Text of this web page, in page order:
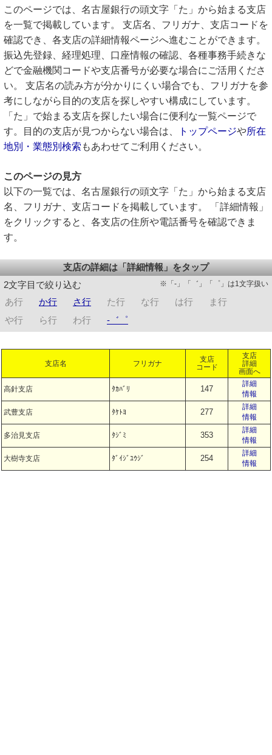
このページでは、名古屋銀行の頭文字「た」から始まる支店
を一覧で掲載しています。 支店名、フリガナ、支店コードを
確認でき、各支店の詳細情報ページへ進むことができます。
振込先登録、経理処理、口座情報の確認、各種事務手続きな
どで金融機関コードや支店番号が必要な場合にご活用くださ
い。 支店名の読み方が分かりにくい場合でも、フリガナを参
考にしながら目的の支店を探しやすい構成にしています。
「た」で始まる支店を探したい場合に便利な一覧ページで
す。目的の支店が見つからない場合は、
トップページや所在
地別・業態別検索 もあわせてご利用ください。
このページの見方
以下の一覧では、名古屋銀行の頭文字「た」から始まる支店
名、フリガナ、支店コードを掲載しています。 「詳細情報」
をクリックすると、各支店の住所や電話番号を確認できま
す。
支店の詳細は「詳細情報」をタップ
2文字目で絞り込む
※「-」「゛」「゜」は1文字扱い
あ行 か行 さ行 た行 な行 は行
ま行
や行
ら行 わ行 -゛゜
支店名 フリガナ
支店
コード
支店
詳細
画面へ
高針支店 ﾀｶﾊﾞﾘ 147
詳細
情報
武豊支店 ﾀｹﾄﾖ 277
詳細
情報
多治見支店 ﾀｼﾞﾐ 353
詳細
情報
大樹寺支店 ﾀﾞｲｼﾞﾕｳｼﾞ 254
詳細
情報